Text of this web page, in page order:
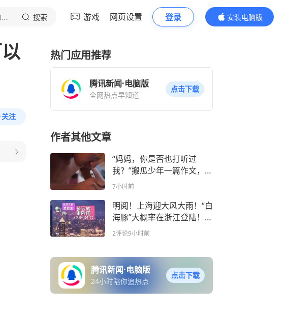
劳动报新媒体 搜索 游戏 网页设置 登录
安装电脑版
内容更精彩
关注
热门应用推荐
腾讯新闻·电脑版
全网热点早知道
点击下载
作者其他文章
“妈妈，你是否也打听过
我？”搬瓜少年一篇作文，看
哭全网
7小时前
明阅！上海迎大风大雨！“白
海豚”大概率在浙江登陆！今
夜进入48小时警戒线！周星
2评论9小时前
腾讯新闻·电脑版
24小时陪你追热点
点击下载